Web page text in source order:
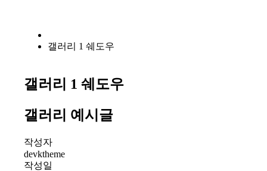
갤러리 1 쉐도우
갤러리 1 쉐도우
갤러리 예시글
작성자
devktheme
작성일